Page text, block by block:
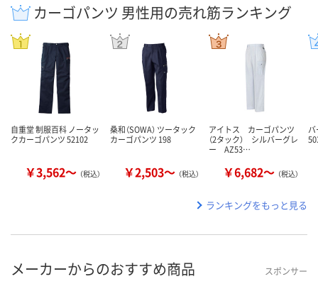
カーゴパンツ 男性用の売れ筋ランキング
自重堂 制服百科 ノータッ
クカーゴパンツ 52102
￥3,562～ （税込）
桑和（SOWA） ツータック
カーゴパンツ 198
￥2,503～ （税込）
アイトス カーゴパンツ
（2タック） シルバーグレ
ー AZ53…
￥6,682～ （税込）
ランキングをもっと見る
メーカーからのおすすめ商品 スポンサー